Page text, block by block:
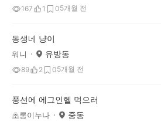
167 1 05개월 전
동생네 냥이
워니 유방동
89 2 05개월 전
풍선에 에그인헬 먹으러
초롱이누나 중동